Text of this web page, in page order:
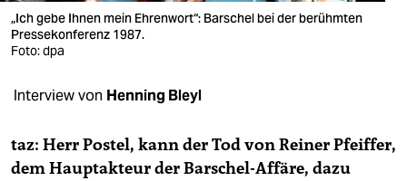
veranstaltungen
shop
fragen & hilfe
abo
„Ich gebe Ihnen mein Ehrenwort“: Barschel bei der berühmten
Pressekonferenz 1987.
Foto: dpa
Interview von Henning Bleyl
taz: Herr Postel, kann der Tod von Reiner Pfeiffer,
dem Hauptakteur der Barschel-Affäre, dazu